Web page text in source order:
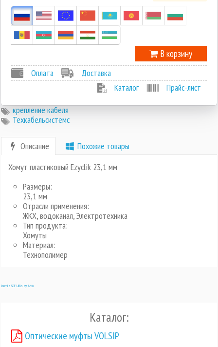
-1
В корзину
Оплата
Доставка
Каталог
Прайс-лист
крепление кабеля
Техкабельсистемс
Описание
Похожие товары
Хомут пластиковый Ezyclik 23,1 мм
Размеры:
23,1 мм
Отрасли применения:
ЖКХ, водоканал, Электротехника
Тип продукта:
Хомуты
Материал:
Технополимер
Joomla SEF URLs by Artio
Каталог:
Оптические муфты VOLSIP